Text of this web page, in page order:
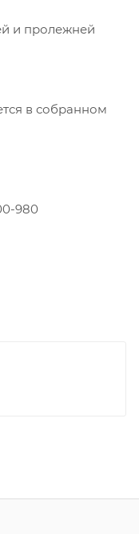
и пролежней
в собранном
980